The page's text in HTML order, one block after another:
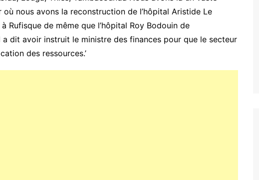
nous avons la reconstruction de l’hôpital Aristide Le
Rufisque de même que l’hôpital Roy Bodouin de
a dit avoir instruit le ministre des finances pour que le secteur
des ressources.’